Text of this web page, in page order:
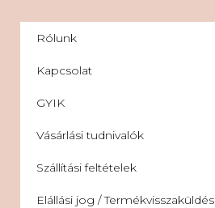
Rólunk
Kapcsolat
GYIK
Vásárlási tudnivalók
Szállítási feltételek
Elállási jog / Termékvisszaküldés